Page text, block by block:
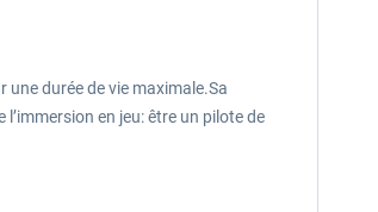
durée de vie maximale.Sa
en jeu: être un pilote de